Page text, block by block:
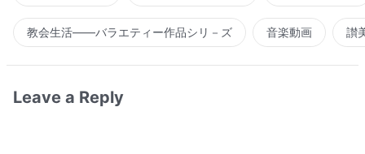
教会生活――バラエティー作品シリ－ズ 音楽動画 讃
Leave a Reply